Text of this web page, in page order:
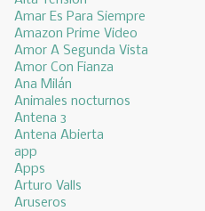
Amar Es Para Siempre
Amazon Prime Video
Amor A Segunda Vista
Amor Con Fianza
Ana Milán
Animales nocturnos
Antena 3
Antena Abierta
app
Apps
Arturo Valls
Aruseros